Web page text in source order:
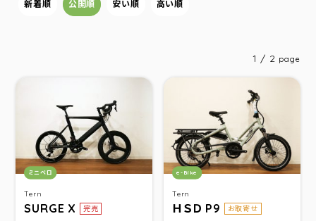
新着順 公開順 安い順 高い順
1 / 2 page
Tern
SURGE X 完売
カテゴリ：
ミニベロ
Tern
ＨＳＤ P9 お取寄せ
カテゴリ：
e-Bike